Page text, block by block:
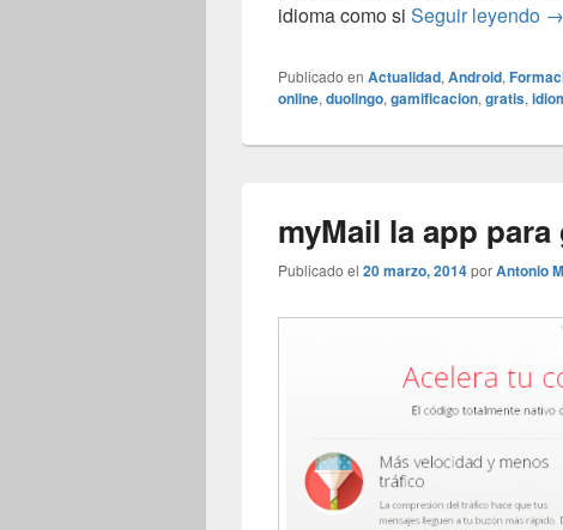
idioma como si Seguir leyendo →
Publicado en Actualidad, Android,
online, duolingo, gamificacion, gratis,
myMail la app
Publicado el 20 marzo, 2014porAntonio